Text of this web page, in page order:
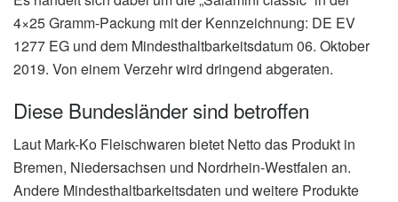
4×25 Gramm-Packung mit der Kennzeichnung: DE EV
1277 EG und dem Mindesthaltbarkeitsdatum 06. Oktober
2019. Von einem Verzehr wird dringend abgeraten.
Diese Bundesländer sind betroffen
Laut Mark-Ko Fleischwaren bietet Netto das Produkt in
Bremen, Niedersachsen und Nordrhein-Westfalen an.
Andere Mindesthaltbarkeitsdaten und weitere Produkte